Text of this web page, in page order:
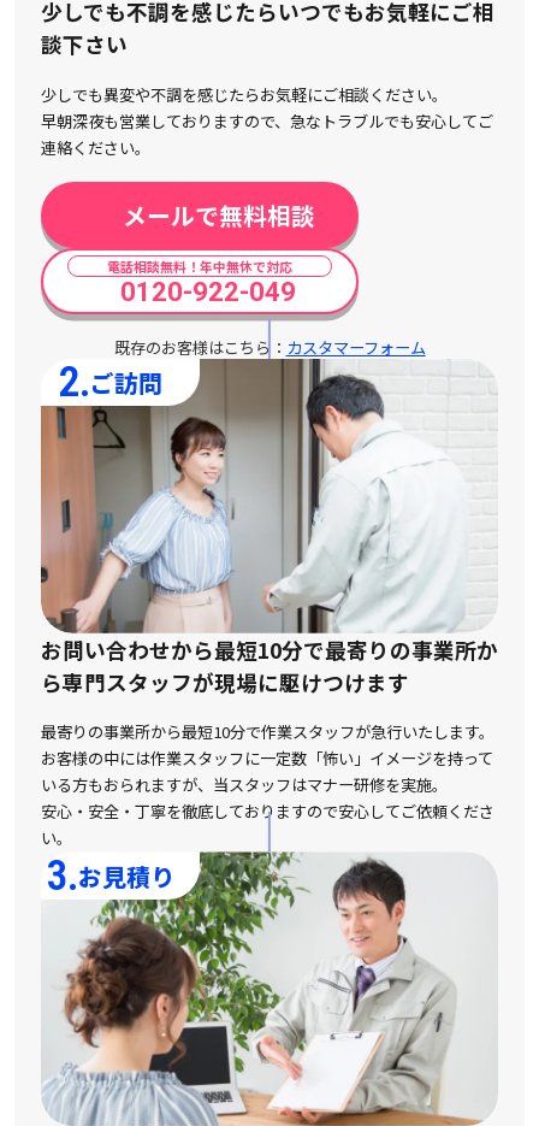
少しでも不調を感じたらいつでもお気軽にご相
談下さい
少しでも異変や不調を感じたらお気軽にご相談ください。
早朝深夜も営業しておりますので、急なトラブルでも安心してご
連絡ください。
メールで無料相談
電話相談無料！年中無休で対応
0120-922-049
既存のお客様はこちら： カスタマーフォーム
2.ご訪問
お問い合わせから最短10分で最寄りの事業所か
ら専門スタッフが現場に駆けつけます
最寄りの事業所から最短10分で作業スタッフが急行いたします。
お客様の中には作業スタッフに一定数「怖い」イメージを持って
いる方もおられますが、 当スタッフはマナー研修を実施。
安心・安全・丁寧を徹底しておりますので安心してご依頼くださ
い。
3.お見積り